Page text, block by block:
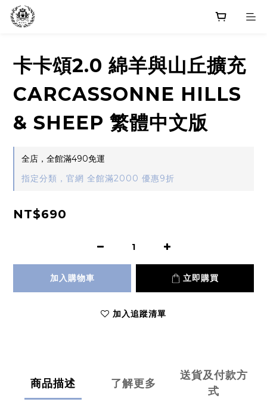
卡卡頌2.0 綿羊與山丘擴充
CARCASSONNE HILLS
& SHEEP 繁體中文版
全店，全館滿490免運
指定分類，官網 全館滿2000 優惠9折
NT$690
加入購物車 立即購買
加入追蹤清單
商品描述 了解更多
送貨及付款方
式